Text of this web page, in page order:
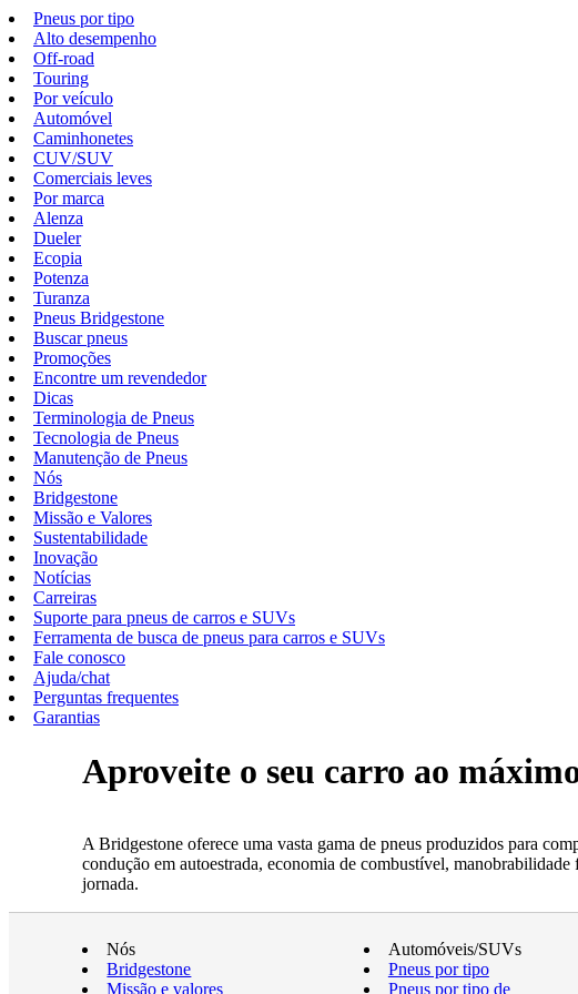
Pneus por tipo
Alto desempenho
Off-road
Touring
Por veículo
Automóvel
Caminhonetes
CUV/SUV
Comerciais leves
Por marca
Alenza
Dueler
Ecopia
Potenza
Turanza
Pneus Bridgestone
Buscar pneus
Promoções
Encontre um revendedor
Dicas
Terminologia de Pneus
Tecnologia de Pneus
Manutenção de Pneus
Nós
Bridgestone
Missão e Valores
Sustentabilidade
Inovação
Notícias
Carreiras
Suporte para pneus de carros e SUVs
Ferramenta de busca de pneus para carros e SUVs
Fale conosco
Ajuda/chat
Perguntas frequentes
Garantias
Aproveite o seu carro ao
A Bridgestone oferece uma vasta gama de pneus produzidos para
condução em autoestrada, economia de combustível,
jornada.
Nós
Bridgestone
Missão e valores
Automóveis/SUVs
Pneus por tipo
Pneus por tipo de